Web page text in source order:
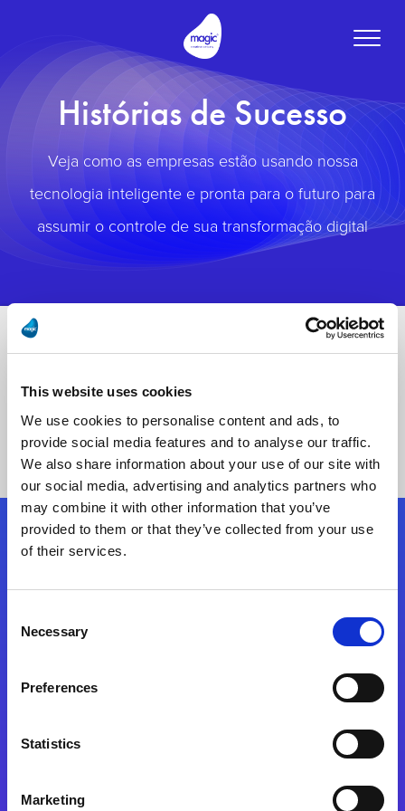
This website uses cookies
We use cookies to personalise content and ads, to
provide social media features and to analyse our traffic.
We also share information about your use of our site with
our social media, advertising and analytics partners who
may combine it with other information that you’ve
provided to them or that they’ve collected from your use
of their services.
Selection
Necessary
Preferences
Statistics
Marketing
Toggle
Histórias de Sucesso
Veja como as empresas estão usando nossa
tecnologia inteligente e pronta para o futuro para
assumir o controle de sua transformação digital
Siga-nos